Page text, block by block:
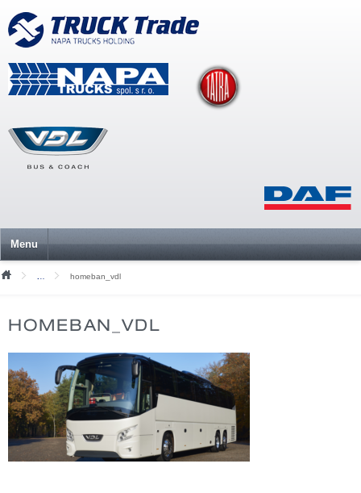
Menu
Mediální soubory
homeban_vdl
HOMEBAN_VDL